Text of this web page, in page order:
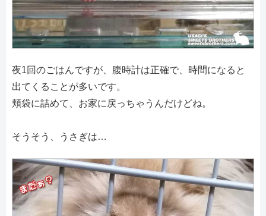
夜1回のごはんですが、腹時計は正確で、時間になると
出てくることが多いです。
頬袋に詰めて、お家に戻っちゃうんだけどね。
そうそう、うさぎは…